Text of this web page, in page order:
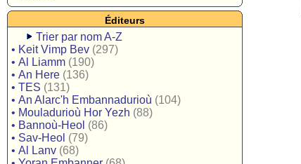
Éditeurs
Trier par nom A-Z
• Keit Vimp Bev (297)
• Al Liamm (190)
• An Here (136)
• TES (131)
• An Alarc'h Embannadurioù (104)
• Mouladurioù Hor Yezh (88)
• Bannoù-Heol (86)
• Sav-Heol (79)
• Al Lanv (68)